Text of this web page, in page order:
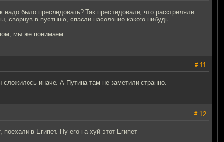
надо было преследовать? Так преследовали, что расстреляли
свернув в пустыню, спасли население какого-нибудь
мы же понимаем.
# 11
иначе. А Путина там не заметили,странно.
# 12
в Египет. Ну его на хуй этот Египет